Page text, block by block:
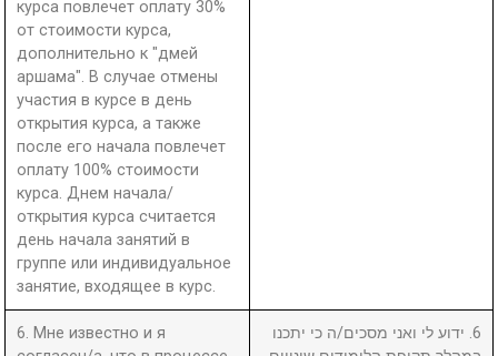
курса повлечет оплату 30%
от стоимости курса,
дополнительно к "дмей
аршама". В случае отмены
участия в курсе в день
открытия курса, а также
после его начала повлечет
оплату 100% стоимости
курса. Днем начала/
открытия курса считается
день начала занятий в
группе или индивидуальное
занятие, входящее в курс.
6. Мне известно и я
6. ידוע לי ואני מסכים/ה כי יתכנו